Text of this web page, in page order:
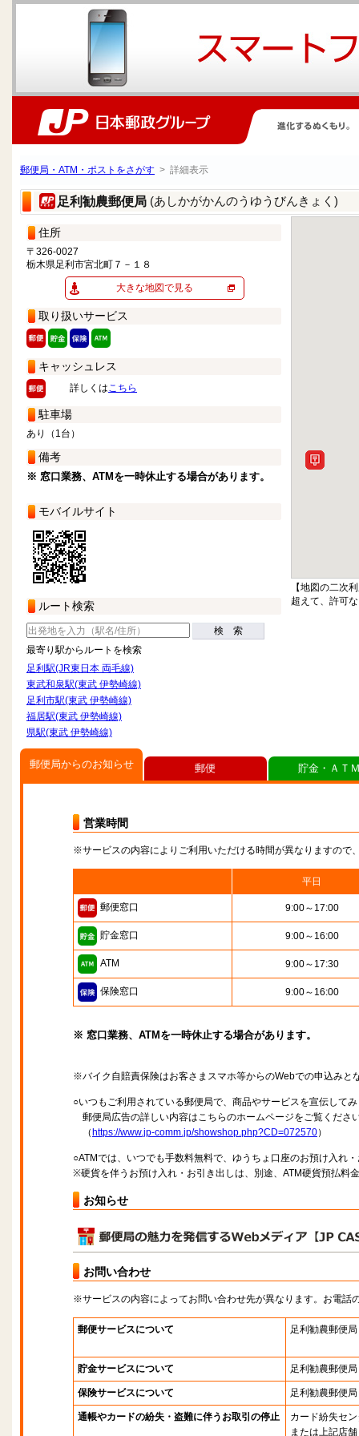
郵便局・ATM・ポストをさがす > 詳細表示
足利勧農郵便局 (あしかがかんのうゆうびんきょく)
住所
〒326-0027
栃木県足利市宮北町７－１８
大きな地図で見る
取り扱いサービス
キャッシュレス
詳しくはこちら
駐車場
あり（1台）
備考
※ 窓口業務、ATMを一時休止する場合があります。
モバイルサイト
ルート検索
検 索
最寄り駅からルートを検索
足利駅(JR東日本 両毛線)
東武和泉駅(東武 伊勢崎線)
足利市駅(東武 伊勢崎線)
福居駅(東武 伊勢崎線)
県駅(東武 伊勢崎線)
【地図の二次
超えて、許可
郵便局からのお知らせ
営業時間
※サービスの内容によりご利用いただける時間が異なりますので
平日
郵便窓口 9:00～17:00
貯金窓口 9:00～16:00
ATM 9:00～17:30
保険窓口 9:00～16:00
※ 窓口業務、ATMを一時休止する場合があります。
※バイク自賠責保険はお客さまスマホ等からのWebでの申込みと
○いつもご利用されている郵便局で、商品やサービスを宣伝して
郵便局広告の詳しい内容はこちらのホームページをご覧くださ
（ https://www.jp-comm.jp/showshop.php?CD=072570）
○ATMでは、いつでも手数料無料で、ゆうちょ口座のお預け入れ
※硬貨を伴うお預け入れ・お引き出しは、別途、ATM硬貨預払料
お知らせ
お問い合わせ
※サービスの内容によってお問い合わせ先が異なります。お電話
郵便サービスについて 足利勧農郵便局
貯金サービスについて 足利勧農郵便局
保険サービスについて 足利勧農郵便局
通帳やカードの紛失・盗難に伴うお取引の停止
カード紛失セ
または上記店舗
郵便 貯金・ＡＴ